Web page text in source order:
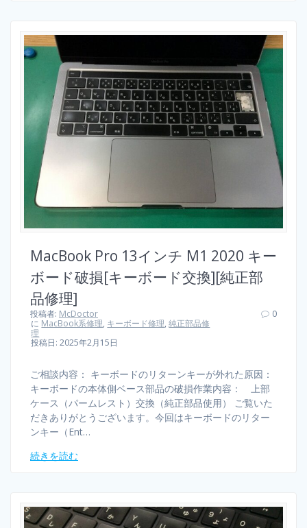
MacBook Pro 13インチ M1 2020 キー
ボード破損[キーボード交換][純正部
品修理]
投稿者: McDoctor
に MacBook系修理, キーボード修理,純正部品修
理
投稿日: 2025年2月15日
0
ご相談内容： キーボードのリターンキーが外れた原因：
キーボードの本体側ベース部品の破損作業内容： 上部
ケース（パームレスト）交換（純正部品使用） ご覧いた
だきありがとうございます。今回はキーボードのリター
ンキー（Ent…
続きを読む